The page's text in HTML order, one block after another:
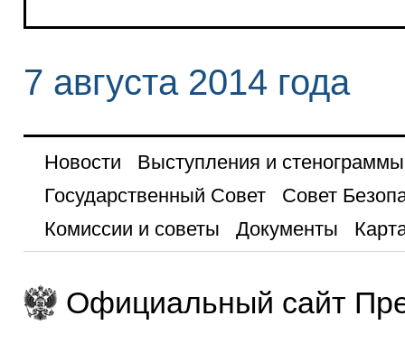
7 августа 2014 года
Новости
Выступления и стенограммы
Государственный Совет
Совет
Комиссии и советы
Документы
Официальный сайт